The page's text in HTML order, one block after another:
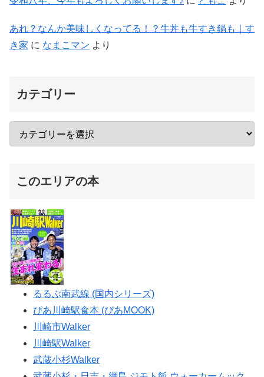
あれ？なんか美味しくなってる！？牛丼も牛すき鍋も｜す
き家 に なまこマン より
カテゴリー
このエリアの本
るるぶ南武線 (国内シリーズ)
ぴあ川崎駅食本 (ぴあMOOK)
川崎市Walker
川崎駅Walker
武蔵小杉Walker